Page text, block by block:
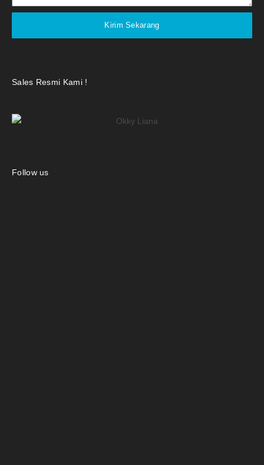
Kirim Sekarang
Sales Resmi Kami !
Follow us